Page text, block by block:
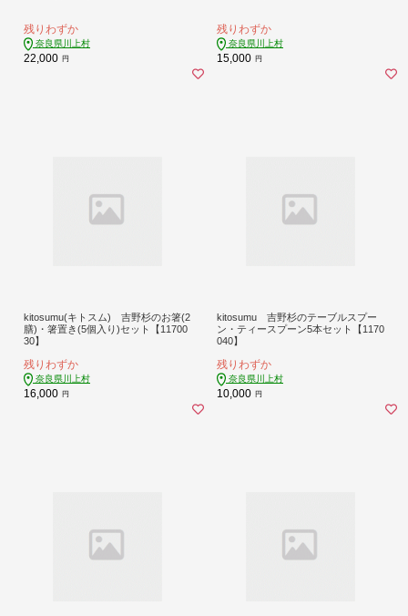
残りわずか
奈良県川上村
22,000 円
残りわずか
奈良県川上村
15,000 円
kitosumu(キトスム) 吉野杉のお箸(2
膳)・箸置き(5個入り)セット【11700
30】
残りわずか
奈良県川上村
16,000 円
kitosumu 吉野杉のテーブルスプー
ン・ティースプーン5本セット【1170
040】
残りわずか
奈良県川上村
10,000 円